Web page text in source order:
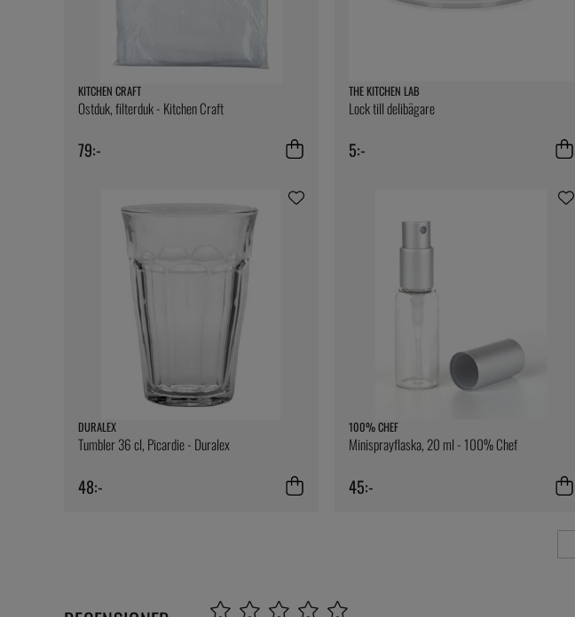
KITCHEN CRAFT
Ostduk, filterduk - Kitchen Craft
79:-
THE KITCHEN LAB
Lock till delibägare
5:-
DURALEX
Tumbler 36 cl, Picardie - Duralex
48:-
100% CHEF
Minisprayflaska, 20 ml - 100% Chef
45:-